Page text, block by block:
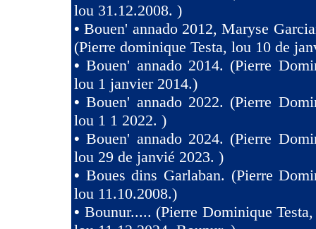
lou 31.12.2008. )
•Bouen' annado 2012, Maryse
(Pierre dominique Testa, lou 10 de
•Bouen' annado 2014. (Pierre
lou 1 janvier 2014.)
•Bouen' annado 2022. (Pierre
lou 1 1 2022. )
•Bouen' annado 2024. (Pierre
lou 29 de janvié 2023. )
• Boues dins Garlaban. (Pierre
lou 11.10.2008.)
• Bounur..... (Pierre Dominique